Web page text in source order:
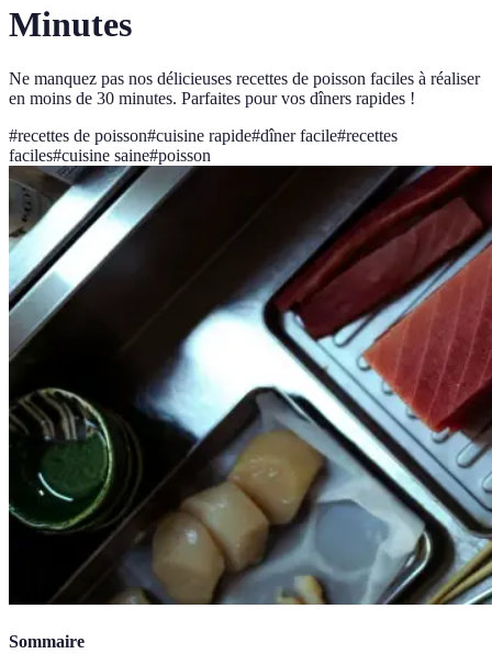
Minutes
Ne manquez pas nos délicieuses recettes de poisson faciles à réaliser
en moins de 30 minutes. Parfaites pour vos dîners rapides !
#recettes de poisson#cuisine rapide#dîner facile#recettes
faciles#cuisine saine#poisson
Sommaire